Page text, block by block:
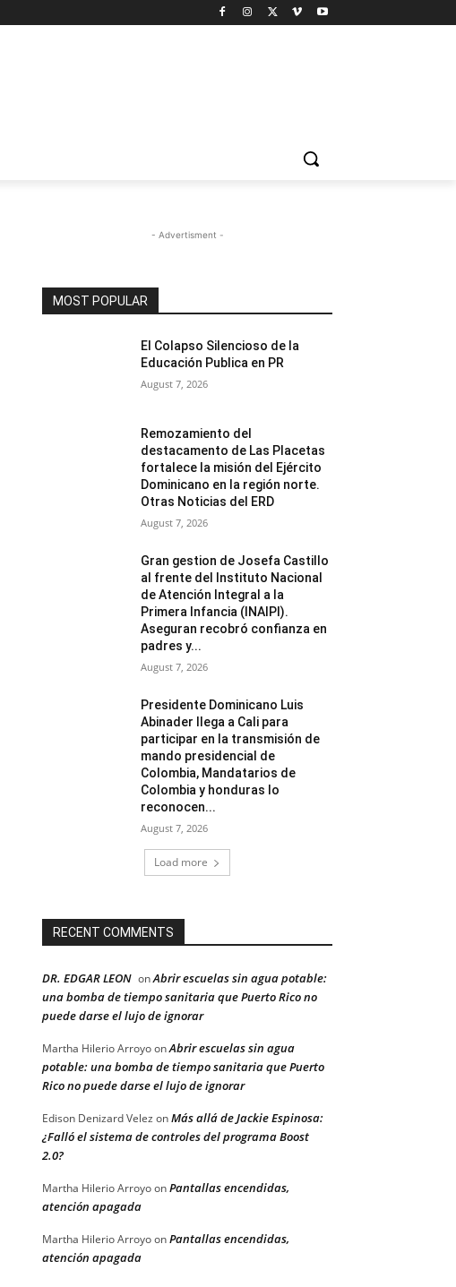
- Advertisment -
MOST POPULAR
El Colapso Silencioso de la
Educación Publica en PR
August 7, 2026
Remozamiento del
destacamento de Las Placetas
fortalece la misión del Ejército
Dominicano en la región norte.
Otras Noticias del ERD
August 7, 2026
Gran gestion de Josefa Castillo
al frente del Instituto Nacional
de Atención Integral a la
Primera Infancia (INAIPI).
Aseguran recobró confianza en
padres y...
August 7, 2026
Presidente Dominicano Luis
Abinader llega a Cali para
participar en la transmisión de
mando presidencial de
Colombia, Mandatarios de
Colombia y honduras lo
reconocen...
August 7, 2026
Load more
RECENT COMMENTS
DR. EDGAR LEON onAbrir escuelas sin agua potable:
una bomba de tiempo sanitaria que Puerto Rico no
puede darse el lujo de ignorar
Martha Hilerio ArroyoonAbrir escuelas sin agua
potable: una bomba de tiempo sanitaria que Puerto
Rico no puede darse el lujo de ignorar
Edison Denizard Velez onMás allá de Jackie Espinosa:
¿Falló el sistema de controles del programa Boost
2.0?
Martha Hilerio ArroyoonPantallas encendidas,
atención apagada
Martha Hilerio ArroyoonPantallas encendidas,
atención apagada